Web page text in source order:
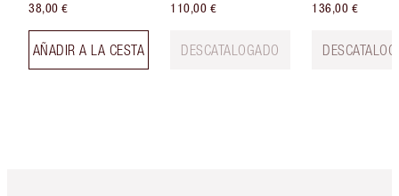
38,00 €
AÑADIR A LA CESTA
110,00 €
DESCATALOGADO
136,00 €